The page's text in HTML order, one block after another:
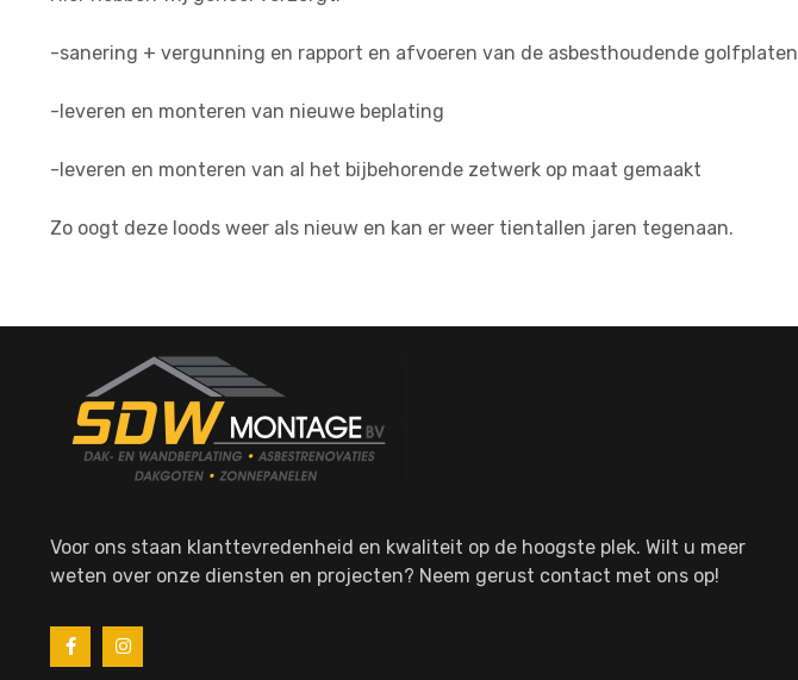
-sanering + vergunning en rapport en afvoeren van de asbesthoudende golfplaten
-leveren en monteren van nieuwe beplating
-leveren en monteren van al het bijbehorende zetwerk op maat gemaakt
Zo oogt deze loods weer als nieuw en kan er weer tientallen jaren tegenaan.
Voor ons staan klanttevredenheid en kwaliteit op de hoogste plek. Wilt u meer
weten over onze diensten en projecten? Neem gerust contact met ons op!